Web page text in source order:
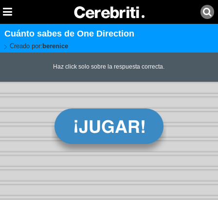
Cuánto sabes de One Direction
Creado por: berenice
Haz click solo sobre la respuesta correcta.